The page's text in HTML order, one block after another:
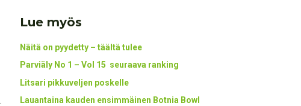
Lue myös
Näitä on pyydetty – täältä tulee
Parviäly No 1 – Vol 15 seuraava ranking
Litsari pikkuveljen poskelle
Lauantaina kauden ensimmäinen Botnia Bowl